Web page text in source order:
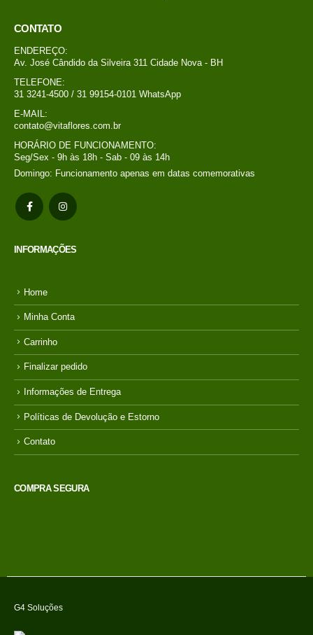
CONTATO
ENDEREÇO:
Av. José Cândido da Silveira 311 Cidade Nova - BH
TELEFONE:
31 3241-4500 / 31 99154-0101 WhatsApp
E-MAIL:
contato@vitaflores.com.br
HORÁRIO DE FUNCIONAMENTO:
Seg/Sex - 9h às 18h - Sab - 09 às 14h
Domingo: Funcionamento apenas em datas comemorativas
INFORMAÇÕES
Home
Minha Conta
Carrinho
Finalizar pedido
Informações de Entrega
Políticas de Devolução e Estorno
Contato
COMPRA SEGURA
G4 Soluções